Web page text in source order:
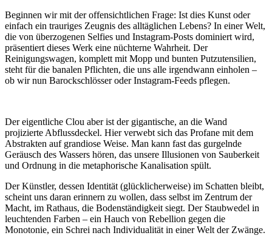
Beginnen wir mit der offensichtlichen Frage: Ist dies Kunst oder
einfach ein trauriges Zeugnis des alltäglichen Lebens? In einer Welt,
die von überzogenen Selfies und Instagram-Posts dominiert wird,
präsentiert dieses Werk eine nüchterne Wahrheit. Der
Reinigungswagen, komplett mit Mopp und bunten Putzutensilien,
steht für die banalen Pflichten, die uns alle irgendwann einholen –
ob wir nun Barockschlösser oder Instagram-Feeds pflegen.
Der eigentliche Clou aber ist der gigantische, an die Wand
projizierte Abflussdeckel. Hier verwebt sich das Profane mit dem
Abstrakten auf grandiose Weise. Man kann fast das gurgelnde
Geräusch des Wassers hören, das unsere Illusionen von Sauberkeit
und Ordnung in die metaphorische Kanalisation spült.
Der Künstler, dessen Identität (glücklicherweise) im Schatten bleibt,
scheint uns daran erinnern zu wollen, dass selbst im Zentrum der
Macht, im Rathaus, die Bodenständigkeit siegt. Der Staubwedel in
leuchtenden Farben – ein Hauch von Rebellion gegen die
Monotonie, ein Schrei nach Individualität in einer Welt der Zwänge.